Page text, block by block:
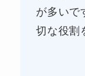
が多いで
切な役割